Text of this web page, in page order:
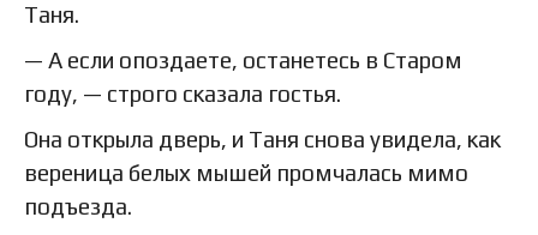
Таня.
— А если опоздаете, останетесь в Старом
году, — строго сказала гостья.
Она открыла дверь, и Таня снова увидела, как
вереница белых мышей промчалась мимо
подъезда.